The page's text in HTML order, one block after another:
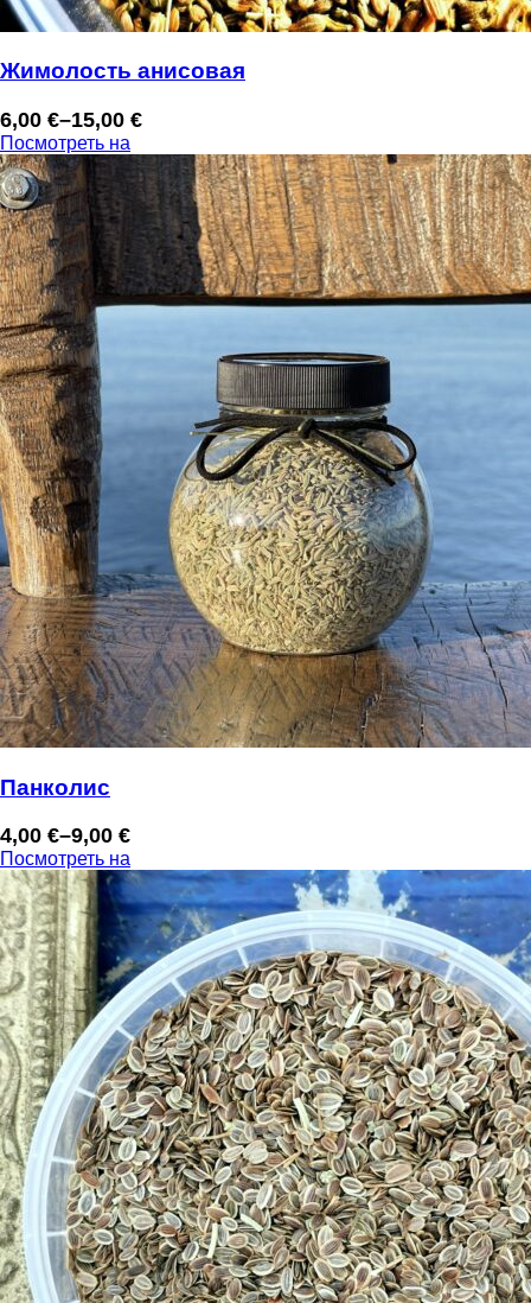
Жимолость анисовая
6,00 €–15,00 €
Диапазон
цен:
6,00 €
–
15,00 €
Посмотреть на
Панколис
4,00 €–9,00 €
Диапазон
цен:
4,00 €
–
9,00 €
Посмотреть на